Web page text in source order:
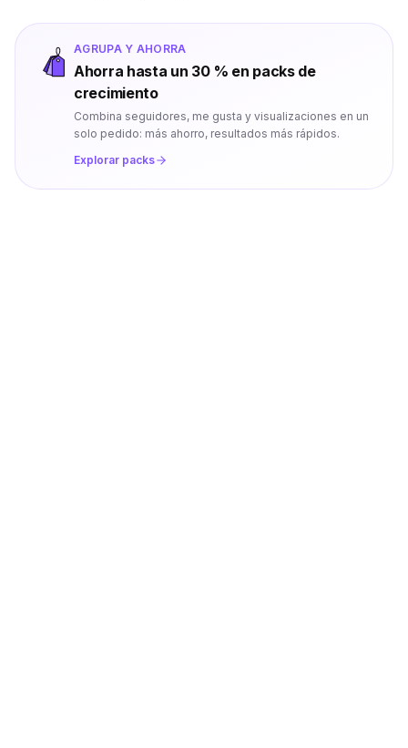
AGRUPA Y AHORRA
Ahorra hasta un 30 % en packs de
crecimiento
Combina seguidores, me gusta y visualizaciones en un
solo pedido: más ahorro, resultados más rápidos.
Explorar packs